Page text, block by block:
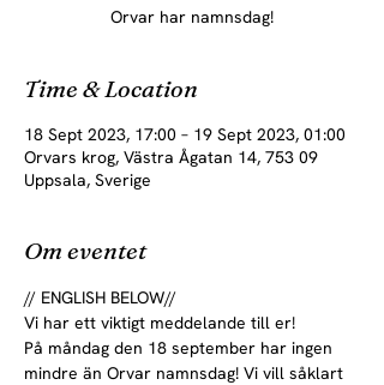
Orvar har namnsdag!
Time & Location
18 Sept 2023, 17:00 – 19 Sept 2023, 01:00
Orvars krog, Västra Ågatan 14, 753 09
Uppsala, Sverige
Om eventet
// ENGLISH BELOW//
Vi har ett viktigt meddelande till er!
På måndag den 18 september har ingen
mindre än Orvar namnsdag! Vi vill såklart